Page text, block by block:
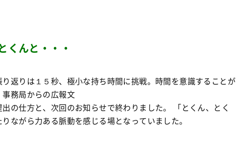
くんと・・・
返りは１５秒、極小な持ち時間に挑戦。時間を意識することが
務局からの広報文
出の仕方と、次回のお知らせで終わりました。 「とくん、とく
ながら力ある脈動を感じる場となっていました。